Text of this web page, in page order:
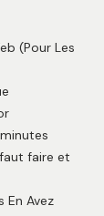
(Pour Les
faire et
En Avez